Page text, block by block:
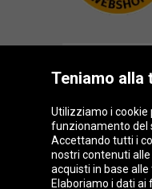
Gruppo
Teniamo alla
Utilizziamo i
funzionamento del
Accettando tutti i
nostri contenuti
acquisti in base
Elaboriamo i dati